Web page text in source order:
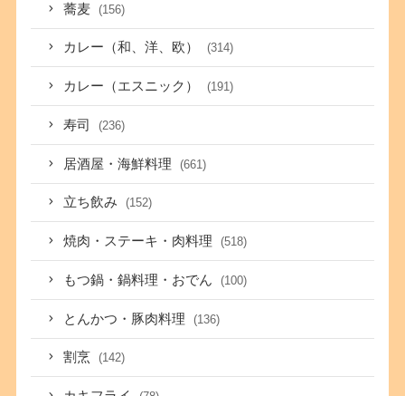
蕎麦 (156)
カレー（和、洋、欧） (314)
カレー（エスニック） (191)
寿司 (236)
居酒屋・海鮮料理 (661)
立ち飲み (152)
焼肉・ステーキ・肉料理 (518)
もつ鍋・鍋料理・おでん (100)
とんかつ・豚肉料理 (136)
割烹 (142)